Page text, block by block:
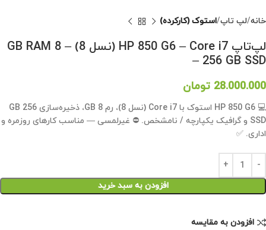
خانه لپ تاپ استوک (کارکرده)
لپ‌تاپ HP 850 G6 – Core i7 (نسل 8) – 8 GB RAM
– 256 GB SSD
28.000.000 تومان
💻 HP 850 G6 استوک با Core i7 (نسل 8)، رم 8 GB، ذخیره‌سازی 256 GB
SSD و گرافیک یکپارچه / نامشخص. ⛔ غیرلمسی — مناسب کارهای روزمره و
اداری. ✅
افزودن به سبد خرید
افزودن به مقایسه